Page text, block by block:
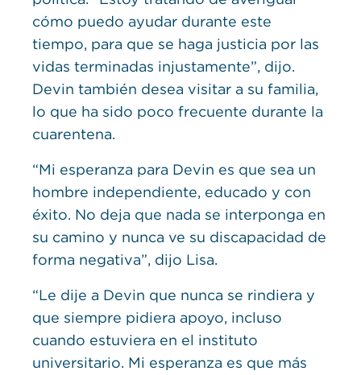
cómo puedo ayudar durante este
tiempo, para que se haga justicia por las
vidas terminadas injustamente”, dijo.
Devin también desea visitar a su familia,
lo que ha sido poco frecuente durante la
cuarentena.
“Mi esperanza para Devin es que sea un
hombre independiente, educado y con
éxito. No deja que nada se interponga en
su camino y nunca ve su discapacidad de
forma negativa”, dijo Lisa.
“Le dije a Devin que nunca se rindiera y
que siempre pidiera apoyo, incluso
cuando estuviera en el instituto
universitario. Mi esperanza es que más